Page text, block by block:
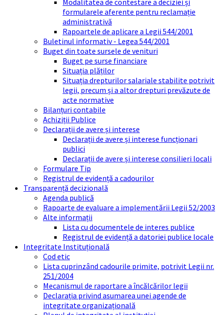
Modalitatea de contestare a deciziei și
formularele aferente pentru reclamație
administrativă
Rapoartele de aplicare a Legii 544/2001
Buletinul informativ - Legea 544/2001
Buget din toate sursele de venituri
Buget pe surse financiare
Situația plăților
Situația drepturilor salariale stabilite potrivit
legii, precum și a altor drepturi prevăzute de
acte normative
Bilanțuri contabile
Achiziții Publice
Declarații de avere și interese
Declarații de avere și interese funcționari
publici
Declarații de avere și interese consilieri locali
Formulare Tip
Registrul de evidență a cadourilor
Transparență decizională
Agenda publică
Rapoarte de evaluare a implementării Legii 52/2003
Alte informații
Lista cu documentele de interes publice
Registrul de evidență a datoriei publice locale
Integritate Instituțională
Cod etic
Lista cuprinzând cadourile primite, potrivit Legii nr.
251/2004
Mecanismul de raportare a încălcărilor legii
Declarația privind asumarea unei agende de
integritate organizațională